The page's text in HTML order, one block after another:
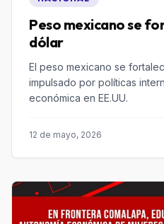
Peso mexicano se
dólar
El peso mexicano se
impulsado por políticas
económica en EE.UU.
12 de mayo, 2026